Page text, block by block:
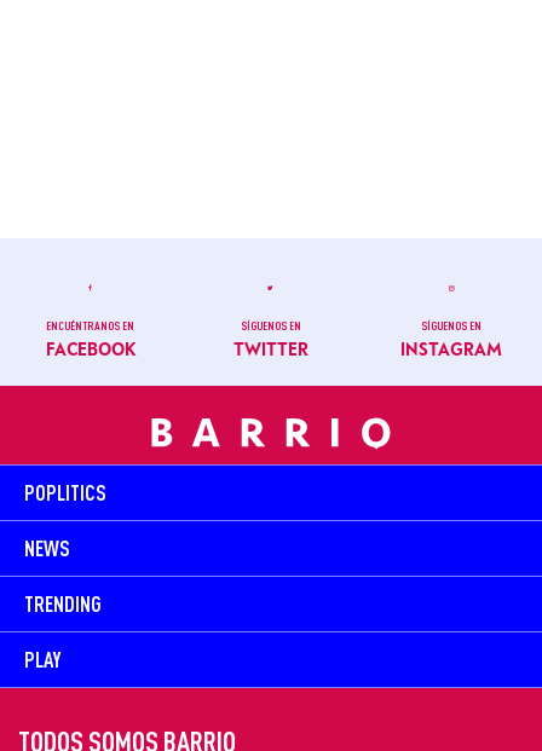
ENCUÉNTRANOS EN
FACEBOOK
SÍGUENOS EN
TWITTER
SÍGUENOS EN
INSTAGRAM
POPLITICS
NEWS
TRENDING
PLAY
TODOS SOMOS BARRIO